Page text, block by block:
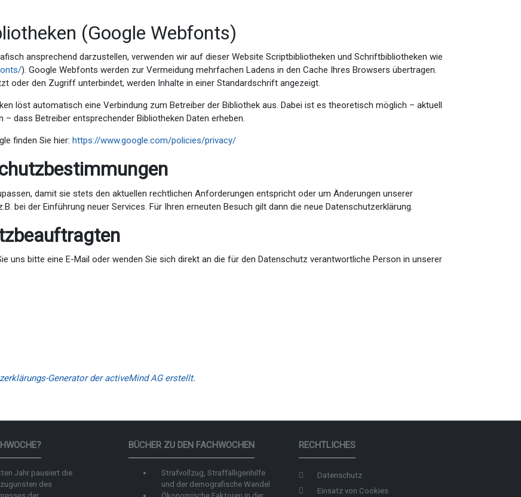
(Google Webfonts)
ansprechend darzustellen, verwenden wir auf dieser Website Scriptbibliotheken und Schriftbibliotheken wie
). Google Webfonts werden zur Vermeidung mehrfachen Ladens in den Cache Ihres Browsers übertragen.
oder den Zugriff unterbindet, werden Inhalte in einer Standardschrift angezeigt.
löst automatisch eine Verbindung zum Betreiber der Bibliothek aus. Dabei ist es theoretisch möglich – aktuell
dass Betreiber entsprechender Bibliotheken Daten erheben.
finden Sie hier: https://www.google.com/policies/privacy/
damit sie stets den aktuellen rechtlichen Anforderungen entspricht oder um Änderungen unserer
bei der Einführung neuer Services. Für Ihren erneuten Besuch gilt dann die neue Datenschutzerklärung.
uns bitte eine E-Mail oder wenden Sie sich direkt an die für den Datenschutz verantwortliche Person in unserer
Generator der activeMind AG erstellt.
Jahr pausiert die
des
BÜCHER ZU DEN FACHWOCHEN
Strafvollzug, Straffälligenhilfe
und der demografische Wandel
RECHTLICHES
Datenschutz
Einsatz von Cookies